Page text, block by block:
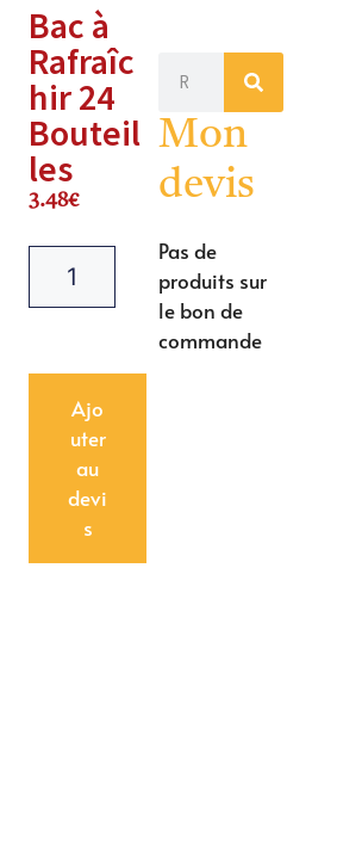
Bac à
Rafraîc
hir 24
Bouteil
les
3.48€
Ajo
uter
au
devi
s
Mon
devis
Pas de
produits sur
le bon de
commande